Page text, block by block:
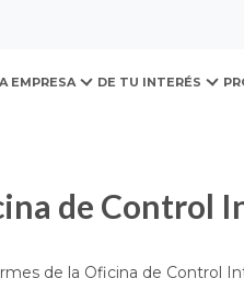
y
EMPRESA DE TU INTERÉS
Informes
de Control
de la Oficina de Control